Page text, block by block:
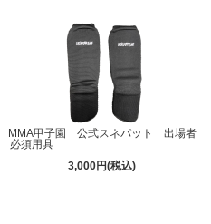
MMA甲子園 公式スネパット 出場者
必須用具
3,000円(税込)